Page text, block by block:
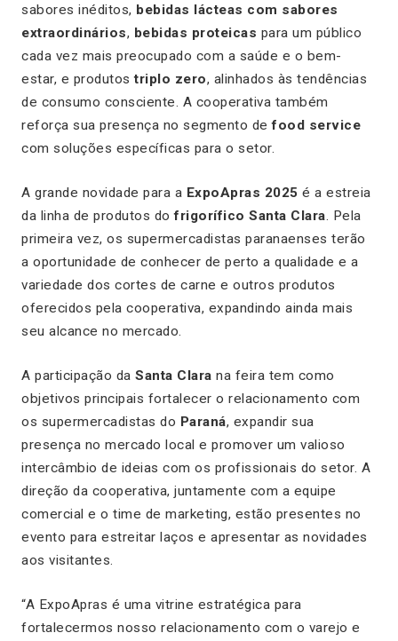
sabores inéditos, bebidas lácteas com sabores
extraordinários, bebidas proteicas para um público
cada vez mais preocupado com a saúde e o bem-
estar, e produtostriplo zero, alinhados às tendências
de consumo consciente. A cooperativa também
reforça sua presença no segmento defood service
com soluções específicas para o setor.
A grande novidade para a ExpoApras 2025 é a estreia
da linha de produtos dofrigorífico Santa Clara. Pela
primeira vez, os supermercadistas paranaenses terão
a oportunidade de conhecer de perto a qualidade e a
variedade dos cortes de carne e outros produtos
oferecidos pela cooperativa, expandindo ainda mais
seu alcance no mercado.
A participação da Santa Clara na feira tem como
objetivos principais fortalecer o relacionamento com
os supermercadistas do Paraná, expandir sua
presença no mercado local e promover um valioso
intercâmbio de ideias com os profissionais do setor. A
direção da cooperativa, juntamente com a equipe
comercial e o time de marketing, estão presentes no
evento para estreitar laços e apresentar as novidades
aos visitantes.
“A ExpoApras é uma vitrine estratégica para
fortalecermos nosso relacionamento com o varejo e